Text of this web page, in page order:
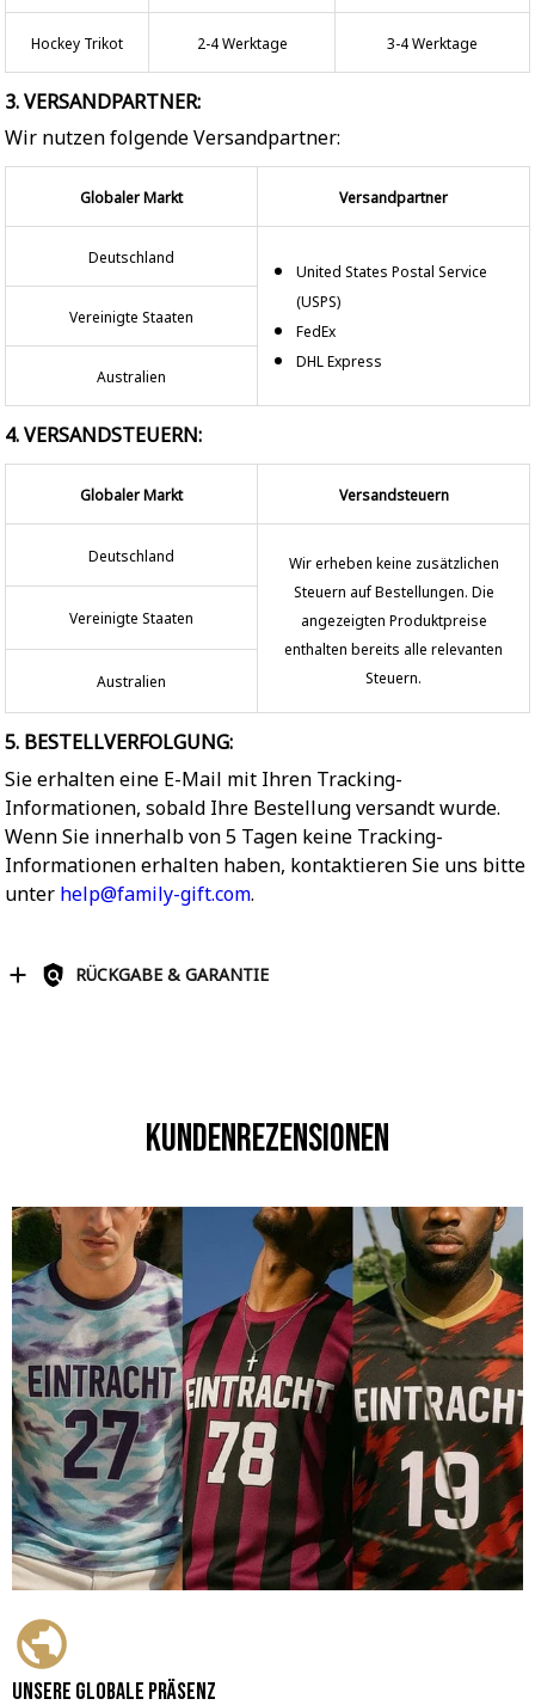
Hockey Trikot 2-4 Werktage 3-4 Werktage
3. VERSANDPARTNER:
Wir nutzen folgende Versandpartner:
Globaler Markt Versandpartner
Deutschland
United States Postal Service
(USPS)
FedEx
DHL Express
Vereinigte Staaten
Australien
4. VERSANDSTEUERN:
Globaler Markt Versandsteuern
Deutschland
Wir erheben keine zusätzlichen
Steuern auf Bestellungen. Die
angezeigten Produktpreise
enthalten bereits alle relevanten
Steuern.
Vereinigte Staaten
Australien
5. BESTELLVERFOLGUNG:
Sie erhalten eine E-Mail mit Ihren Tracking-
Informationen, sobald Ihre Bestellung versandt wurde.
Wenn Sie innerhalb von 5 Tagen keine Tracking-
Informationen erhalten haben, kontaktieren Sie uns bitte
unter help@family-gift.com.
RÜCKGABE & GARANTIE
Kundenrezensionen
Unsere globale Präsenz